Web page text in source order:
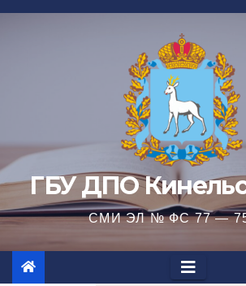
Перейти
ГБУ ДПО
СМИ ЭЛ № ФС 77 —